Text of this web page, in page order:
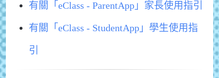
有關「eClass - ParentApp」家長使用指引
有關「eClass - StudentApp」學生使用指
引